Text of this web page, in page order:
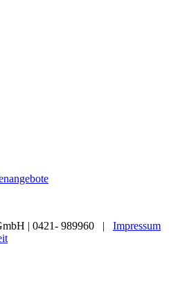
| 0421- 989960 | Impressum